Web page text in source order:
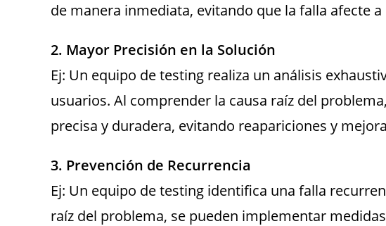
de manera inmediata, evitando que la falla afecte
2. Mayor Precisión en la Solución
Ej: Un equipo de testing realiza un análisis
usuarios. Al comprender la causa raíz del
precisa y duradera, evitando reapariciones y
3. Prevención de Recurrencia
Ej: Un equipo de testing identifica una falla
raíz del problema, se pueden implementar